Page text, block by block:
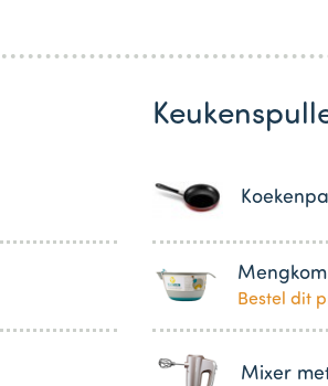
Mengkom
Bestel dit
Mixer